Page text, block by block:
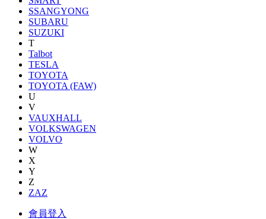
SSANGYONG
SUBARU
SUZUKI
T
Talbot
TESLA
TOYOTA
TOYOTA (FAW)
U
V
VAUXHALL
VOLKSWAGEN
VOLVO
W
X
Y
Z
ZAZ
會員登入